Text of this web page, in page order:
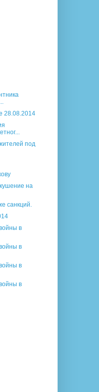
28.08.2014
под
на
санкций.
в
в
в
в